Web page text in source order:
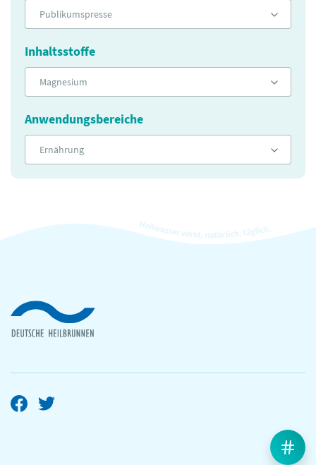
Publikumspresse
Inhaltsstoffe
Magnesium
Anwendungsbereiche
Ernährung